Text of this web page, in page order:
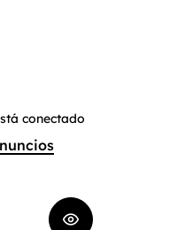
conectado